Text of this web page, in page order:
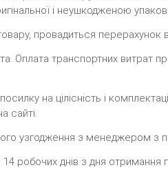
і неушкодженою
провадиться перерахунок
Оплата транспортних витрат
на цілісність і
сайті.
узгодження з менеджером з
робочих днів з дня